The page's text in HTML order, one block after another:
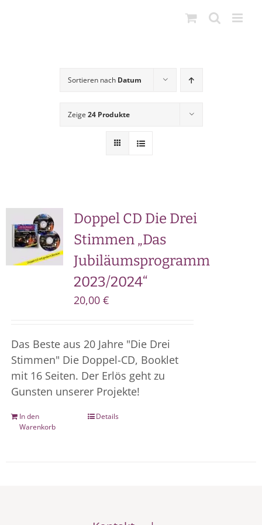
Sortieren nach Datum
Zeige 24 Produkte
Doppel CD Die Drei
Stimmen „Das
Jubiläumsprogramm
2023/2024“
20,00 €
Das Beste aus 20 Jahre "Die Drei
Stimmen" Die Doppel-CD, Booklet
mit 16 Seiten. Der Erlös geht zu
Gunsten unserer Projekte!
In den
Warenkorb
Details